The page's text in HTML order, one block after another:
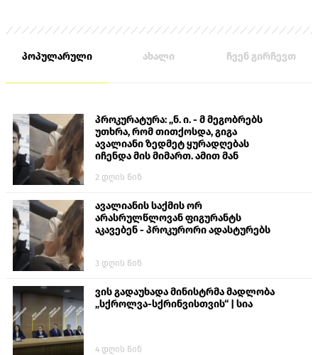
პოპულარული ახალი ჩვენ გირჩევთ
პროკურატურა: „ნ. ი. - მ მეგობრებს
უთხრა, რომ თითქოსდა, გიგა
ავალიანი ზედმეტ ყურადღებას
იჩენდა მის მიმართ. ამით მან
თავს დასხმოდა გიგა ავალიანს“
2 დღის წინ
ავალიანის საქმის ორ
არასრულწლოვან ფიგურანტს
აკავებენ - პროკურორი ადასტურებს
3 დღის წინ
ვის გადაუხადა მინისტრმა მადლობა
„სქროლვა-სქრინვისთვის“ | სია
4 დღის წინ